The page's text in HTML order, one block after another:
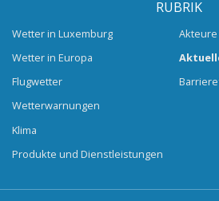
RUBRIK
Wetter in Luxemburg
Wetter in Europa
Flugwetter
Wetterwarnungen
Klima
Produkte und Dienstleistungen
Akteure